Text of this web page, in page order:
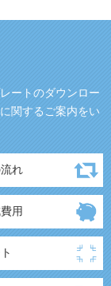
ートのダウンロー
関するご案内をい
れ
用